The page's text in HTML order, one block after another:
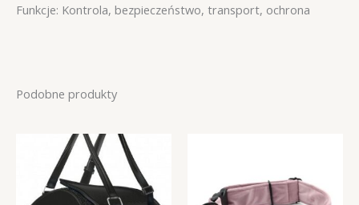
Funkcje: Kontrola, bezpieczeństwo, transport, ochrona
Podobne produkty